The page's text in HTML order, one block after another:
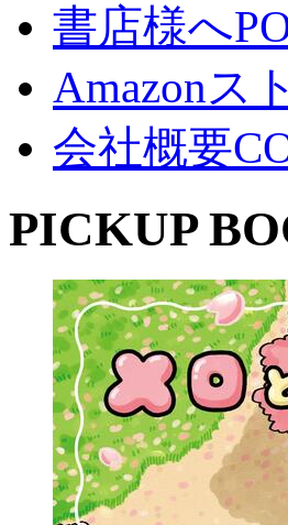
書店様へ
Amazonス
会社概要
PICKUP